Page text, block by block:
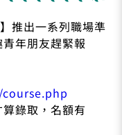
推出一系列職場準
年朋友趕緊報
錄取，名額有